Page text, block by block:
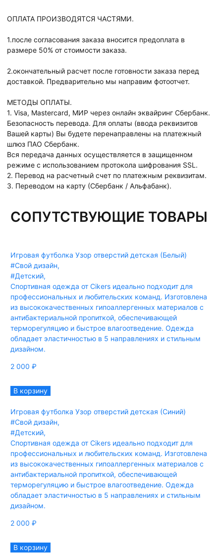
ОПЛАТА ПРОИЗВОДЯТСЯ ЧАСТЯМИ.
1.после согласования заказа вносится предоплата в
размере 50% от стоимости заказа.
2.окончательный расчет после готовности заказа перед
доставкой. Предварительно мы направим фотоотчет.
МЕТОДЫ ОПЛАТЫ.
1. Visa, Mastercard, МИР через онлайн эквайринг Сбербанк.
Безопасность перевода. Для оплаты (ввода реквизитов
Вашей карты) Вы будете перенаправлены на платежный
шлюз ПАО Сбербанк.
Вся передача данных осуществляется в защищенном
режиме с использованием протокола шифрования SSL.
2. Перевод на расчетный счет по платежным реквизитам.
3. Переводом на карту (Сбербанк / Альфабанк).
СОПУТСТВУЮЩИЕ ТОВАРЫ
Игровая футболка Узор отверстий детская (Белый)
#Свой дизайн,
#Детский,
Спортивная одежда от Cikers идеально подходит для
профессиональных и любительских команд. Изготовлена
из высококачественных гипоаллергенных материалов с
антибактериальной пропиткой, обеспечивающей
терморегуляцию и быстрое влагоотведение. Одежда
обладает эластичностью в 5 направлениях и стильным
дизайном.
2 000 ₽
В корзину
Игровая футболка Узор отверстий детская (Синий)
#Свой дизайн,
#Детский,
Спортивная одежда от Cikers идеально подходит для
профессиональных и любительских команд. Изготовлена
из высококачественных гипоаллергенных материалов с
антибактериальной пропиткой, обеспечивающей
терморегуляцию и быстрое влагоотведение. Одежда
обладает эластичностью в 5 направлениях и стильным
дизайном.
2 000 ₽
В корзину